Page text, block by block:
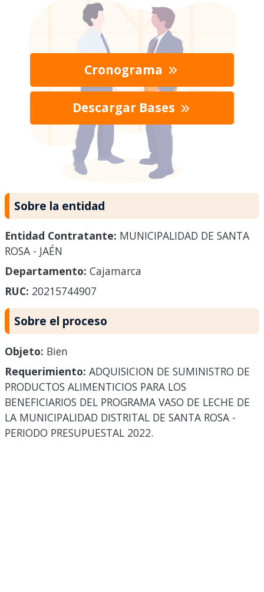
Cronograma
Descargar Bases
Sobre la entidad
Entidad Contratante: MUNICIPALIDAD DE SANTA
ROSA - JAÉN
Departamento: Cajamarca
RUC: 20215744907
Sobre el proceso
Objeto: Bien
Requerimiento: ADQUISICION DE SUMINISTRO DE
PRODUCTOS ALIMENTICIOS PARA LOS
BENEFICIARIOS DEL PROGRAMA VASO DE LECHE DE
LA MUNICIPALIDAD DISTRITAL DE SANTA ROSA -
PERIODO PRESUPUESTAL 2022.